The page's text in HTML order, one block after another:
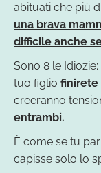
abituati che più
una brava
difficile anche
Sono 8 le
tuo figlio finirete
creeranno
entrambi.
È come se tu
capisse solo lo